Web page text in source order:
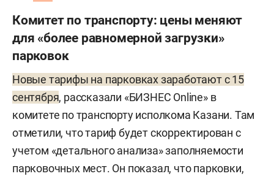
Комитет по транспорту: цены меняют
для «более равномерной загрузки»
парковок
Новые тарифы на парковках заработают с 15
сентября, рассказали «БИЗНЕС Online» в
комитете по транспорту исполкома Казани. Там
отметили, что тариф будет скорректирован с
учетом «детального анализа» заполняемости
парковочных мест. Он показал, что парковки,